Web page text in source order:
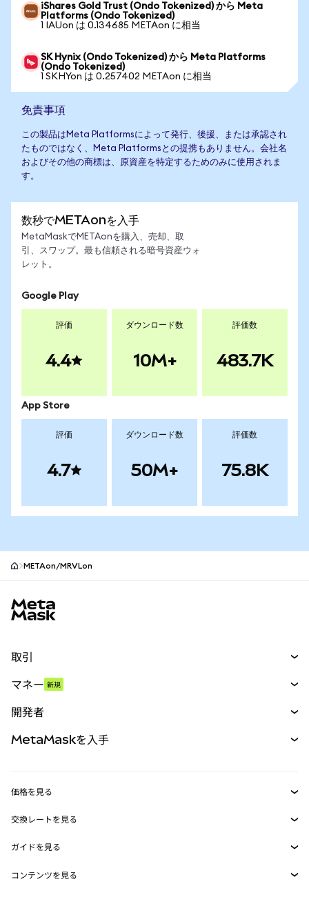
iShares Gold Trust (Ondo Tokenized) から Meta
Platforms (Ondo Tokenized)
1 IAUon は 0.134685 METAon に相当
SK Hynix (Ondo Tokenized) から Meta Platforms
(Ondo Tokenized)
1 SKHYon は 0.257402 METAon に相当
免責事項
この製品はMeta Platformsによって発行、後援、または承認され
たものではなく、Meta Platformsとの提携もありません。会社名
およびその他の商標は、原資産を特定するためのみに使用されま
す。
数秒でMETAonを入手
MetaMaskでMETAonを購入、売却、取
引、スワップ。最も信頼される暗号資産ウォ
レット。
Google Play
評価
4.4
ダウンロード数
10M+
評価数
483.7K
App Store
評価
4.7
ダウンロード数
50M+
評価数
75.8K
METAon/MRVLon
取引
パーペチュアル
RWA
マネー 新規
開発者
MetaMask Connect
Snaps
Web3サービス
MetaMaskを入手
セキュリティ
サポート
価格を見る
イーサリアムの価格
Solanaの価格
交換レートを見る
ETH→USD
USDT→INR
ガイドを見る
ETHの購入
コンテンツを見る